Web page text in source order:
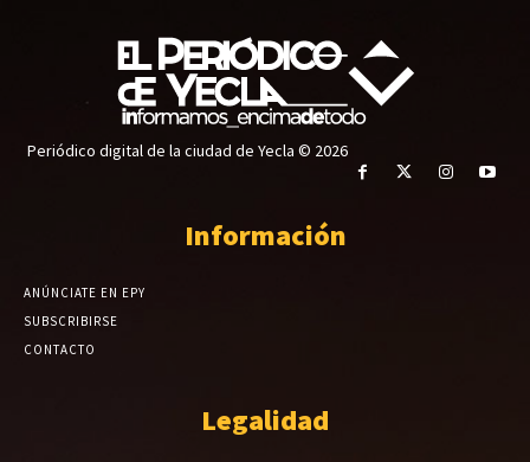
Periódico digital de la ciudad de Yecla © 2026
Información
ANÚNCIATE EN EPY
SUBSCRIBIRSE
CONTACTO
Legalidad